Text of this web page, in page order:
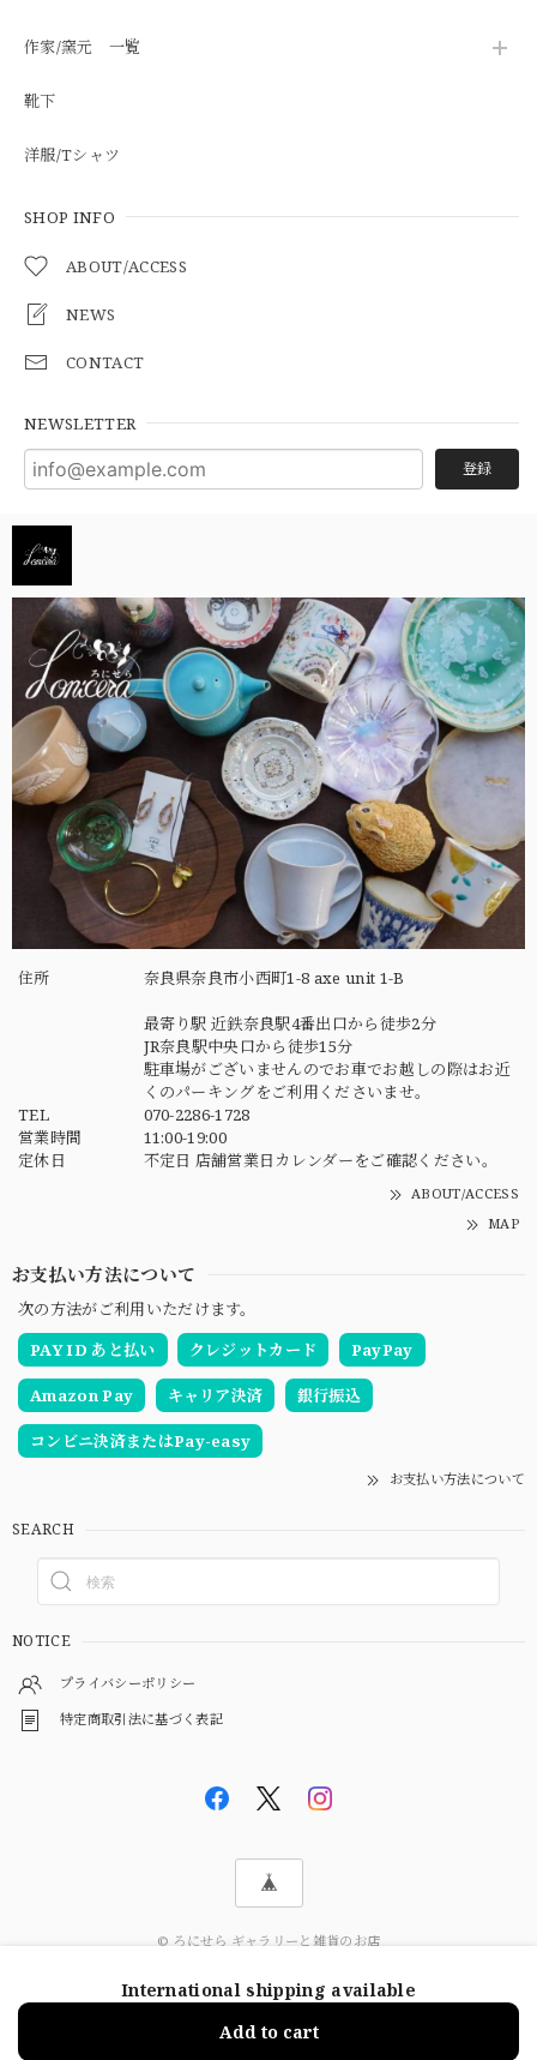
作家/窯元 一覧
靴下
洋服/Tシャツ
SHOP INFO
ABOUT/ACCESS
NEWS
CONTACT
NEWSLETTER
登録
住所 奈良県奈良市小西町1-8 axe unit 1-B
最寄り駅 近鉄奈良駅4番出口から徒歩2分
JR奈良駅中央口から徒歩15分
駐車場がございませんのでお車でお越しの際はお近
くのパーキングをご利用くださいませ。
TEL
070-2286-1728
営業時間
11:00-19:00
定休日
不定日 店舗営業日カレンダーをご確認ください。
ABOUT/ACCESS
MAP
お支払い方法について
次の方法がご利用いただけます。
PAY ID あと払い
クレジットカード PayPay
Amazon Pay キャリア決済 銀行振込
コンビニ決済またはPay-easy
お支払い方法について
SEARCH
NOTICE
プライバシーポリシー
特定商取引法に基づく表記
© ろにせら ギャラリーと雑貨のお店
International shipping available
Add to cart
ショップに質問する